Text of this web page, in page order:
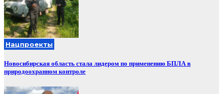
Нацпроекты
Новосибирская область стала лидером по применению БПЛА в
природоохранном контроле